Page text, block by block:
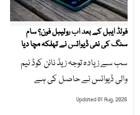
فولڈ ایبل کے بعد اب رولیبل فون؟ سام
سنگ کی نئی ڈیوائس نے تہلکہ مچا دیا
سب سے زیادہ توجہ زیڈ نائن کوڈ نیم
والی ڈیوائس نے حاصل کی ہے
Updated 01 Aug, 2026